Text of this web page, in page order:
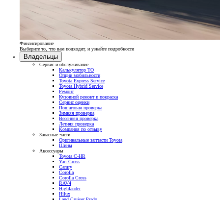
Финансирование
Выберите то, что вам подходит, и узнайте подробности
Владельцы
Сервис и обслуживание
Калькулятор ТО
Опции мобильности
Toyota Express Service
Toyota Hybrid Service
Ремонт
Кузовной ремонт и покраска
Сервис оценки
Пошаговая проверка
Зимняя проверка
Весенняя проверка
Летняя проверка
Компания по отзыву
Запасные части
Оригинальные запчасти Toyota
Шины
Аксессуары
Toyota C-HR
Yari Cross
Camry
Corolla
Corolla Cross
RAV4
Highlander
Hilux